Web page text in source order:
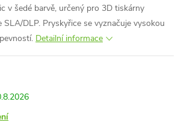
v šedé barvě, určený pro 3D tiskárny
DLP. Pryskyřice se vyznačuje vysokou
Detailní informace